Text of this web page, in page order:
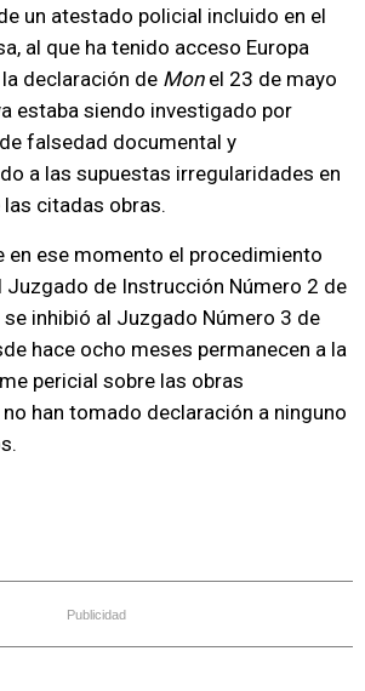
un atestado policial incluido en el
al que ha tenido acceso Europa
declaración de Monel 23 de mayo
estaba siendo investigado por
falsedad documental y
a las supuestas irregularidades en
citadas obras.
en ese momento el procedimiento
Juzgado de Instrucción Número 2 de
inhibió al Juzgado Número 3 de
hace ocho meses permanecen a la
pericial sobre las obras
han tomado declaración a ninguno
Publicidad